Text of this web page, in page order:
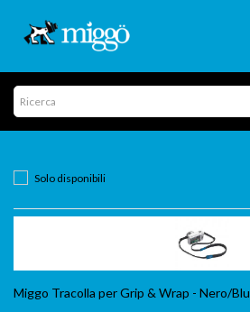
Solo disponibili
Miggo Tracolla per Grip & Wrap - Nero/Blu